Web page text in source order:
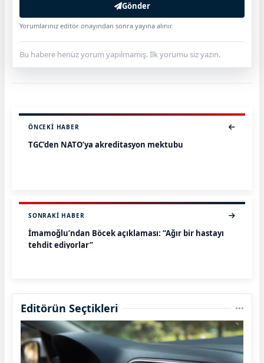
Gönder
Yorumlarınız editör onayından sonra yayına alınır.
Bu habere henüz yorum yapılmamış. İlk yorumu siz yazın.
ÖNCEKI HABER
TGC’den NATO’ya akreditasyon mektubu
SONRAKI HABER
İmamoğlu’ndan Böcek açıklaması: “Ağır bir hastayı
tehdit ediyorlar”
Editörün Seçtikleri